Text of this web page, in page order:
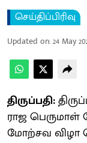
செய்திப்பிரிவு
Updated on:24 May
திருப்பதி:
ராஜ பெரு​மாள்
மோற்சவ விழா